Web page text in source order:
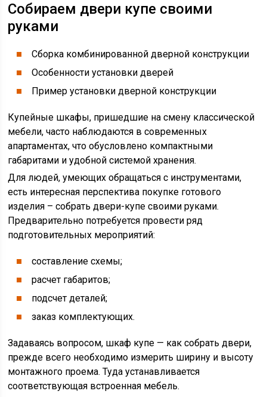
Собираем двери купе своими
руками
Сборка комбинированной дверной конструкции
Особенности установки дверей
Пример установки дверной конструкции
Купейные шкафы, пришедшие на смену классической
мебели, часто наблюдаются в современных
апартаментах, что обусловлено компактными
габаритами и удобной системой хранения.
Для людей, умеющих обращаться с инструментами,
есть интересная перспектива покупке готового
изделия – собрать двери-купе своими руками.
Предварительно потребуется провести ряд
подготовительных мероприятий:
составление схемы;
расчет габаритов;
подсчет деталей;
заказ комплектующих.
Задаваясь вопросом, шкаф купе — как собрать двери,
прежде всего необходимо измерить ширину и высоту
монтажного проема. Туда устанавливается
соответствующая встроенная мебель.